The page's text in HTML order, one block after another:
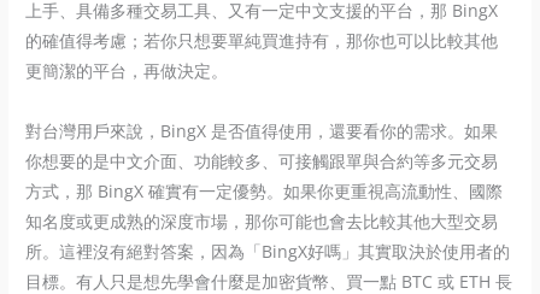
上手、具備多種交易工具、又有一定中文支援的平台，那 BingX
的確值得考慮；若你只想要單純買進持有，那你也可以比較其他
更簡潔的平台，再做決定。
對台灣用戶來說，BingX 是否值得使用，還要看你的需求。如果
你想要的是中文介面、功能較多、可接觸跟單與合約等多元交易
方式，那 BingX 確實有一定優勢。如果你更重視高流動性、國際
知名度或更成熟的深度市場，那你可能也會去比較其他大型交易
所。這裡沒有絕對答案，因為「BingX好嗎」其實取決於使用者的
目標。有人只是想先學會什麼是加密貨幣、買一點 BTC 或 ETH 長